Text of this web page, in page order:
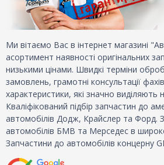
Ми вітаємо Вас в інтернет магазині
асортимент наявності оригінальних
низькими цінами. Швидкі терміни
замовлень, грамотні консультації
характеристики, які значно виділяють
Кваліфікований підбір запчастин до
автомобілів Додж, Крайслер та Форд.
автомобілів БМВ та Мерседес в
Запчастини до автомобілів концерну